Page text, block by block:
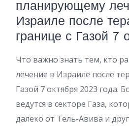
планирующему
Израиле после
границе с Газой 7
Что важно знать тем, кто
лечение в Израиле после
Газой 7 октября 2023 года.
ведутся в секторе Газа,
далеко от Тель-Авива и